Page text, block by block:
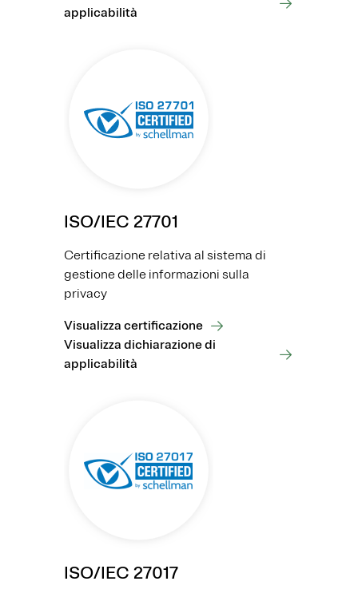
applicabilità
ISO/IEC 27701
Certificazione relativa al sistema di
gestione delle informazioni sulla
privacy
Visualizza certificazione
Visualizza dichiarazione di
applicabilità
ISO/IEC 27017